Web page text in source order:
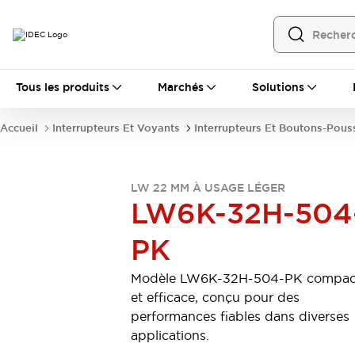
Tous les produits Marchés Solutions
Tous les produits
Automatisation
Équipements Ethernet industriels
Alimentations électriques
Dispositifs de connexion
Relais et Minuteurs
Auto-identificationTout explorer
Interrupteurs et voyants
Interrupteurs et boutons-poussoirs
Accueil Interrupteurs Et Voyants Interrupteurs Et Boutons-
LW 22 MM À USAGE LÉGER
LW6K-32H-
PK
Modèle LW6K-32H-504-PK
et efficace, conçu pour des
performances fiables dans diverses
applications.